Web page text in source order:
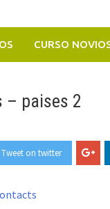
CURSO
– paises 2
Tweet on twitter